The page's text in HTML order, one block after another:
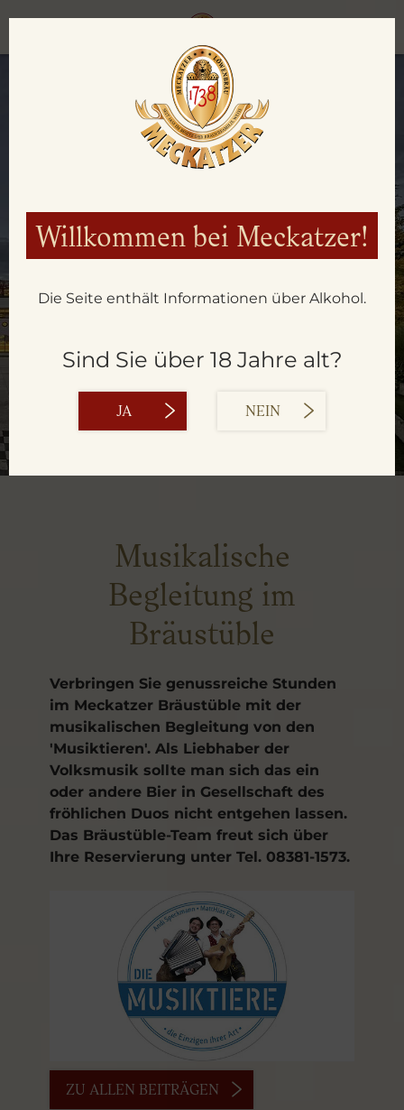
Willkommen bei Meckatzer!
Die Seite enthält Informationen über Alkohol.
Sind Sie über 18 Jahre alt?
JA NEIN
AUS DER BRAUEREI
Musikalische
Begleitung im
Bräustüble
Verbringen Sie genussreiche Stunden
im Meckatzer Bräustüble mit der
musikalischen Begleitung von den
'Musiktieren'. Als Liebhaber der
Volksmusik sollte man sich das ein
oder andere Bier in Gesellschaft des
fröhlichen Duos nicht entgehen lassen.
Das Bräustüble-Team freut sich über
Ihre Reservierung unter Tel. 08381-1573.
ZU ALLEN BEITRÄGEN